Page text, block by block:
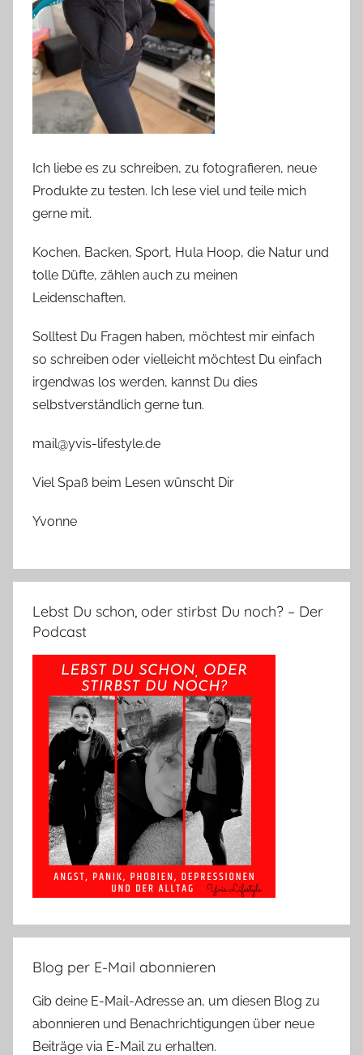
Ich liebe es zu schreiben, zu fotografieren, neue
Produkte zu testen. Ich lese viel und teile mich
gerne mit.
Kochen, Backen, Sport, Hula Hoop, die Natur und
tolle Düfte, zählen auch zu meinen
Leidenschaften.
Solltest Du Fragen haben, möchtest mir einfach
so schreiben oder vielleicht möchtest Du einfach
irgendwas los werden, kannst Du dies
selbstverständlich gerne tun.
mail@yvis-lifestyle.de
Viel Spaß beim Lesen wünscht Dir
Yvonne
Lebst Du schon, oder stirbst Du noch? – Der
Podcast
Blog per E-Mail abonnieren
Gib deine E-Mail-Adresse an, um diesen Blog zu
abonnieren und Benachrichtigungen über neue
Beiträge via E-Mail zu erhalten.